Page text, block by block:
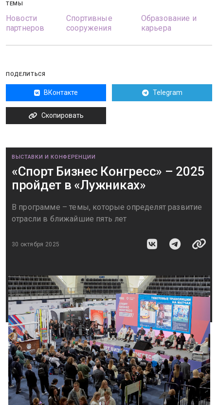
ТЕМЫ
Новости
партнеров
Спортивные
сооружения
Образование и
карьера
ПОДЕЛИТЬСЯ
ВКонтакте Telegram
Скопировать
ВЫСТАВКИ И КОНФЕРЕНЦИИ
«Спорт Бизнес Конгресс» – 2025
пройдет в «Лужниках»
В программе – темы, которые определят развитие
отрасли в ближайшие пять лет
30 октября 2025